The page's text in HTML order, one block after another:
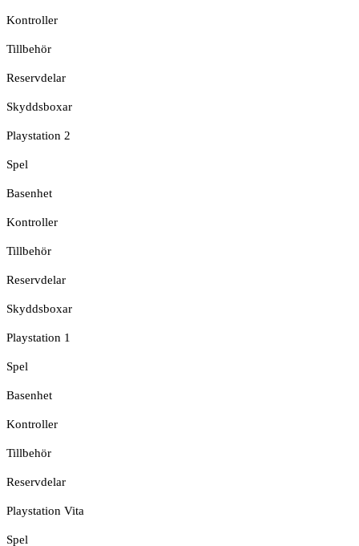
Kontroller
Tillbehör
Reservdelar
Skyddsboxar
Playstation 2
Spel
Basenhet
Kontroller
Tillbehör
Reservdelar
Skyddsboxar
Playstation 1
Spel
Basenhet
Kontroller
Tillbehör
Reservdelar
Playstation Vita
Spel